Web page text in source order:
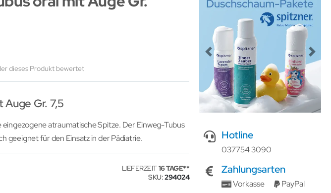
dieses Produkt bewertet
Gr. 7,5
eingezogene atraumatische Spitze. Der Einweg-Tubus
geeignet für den Einsatz in der Pädiatrie.
LIEFERZEIT16 TAGE
SKU 294024
Previous Next
Hotline
037754 3090
Zahlungsarten
Vorkasse
PayPal